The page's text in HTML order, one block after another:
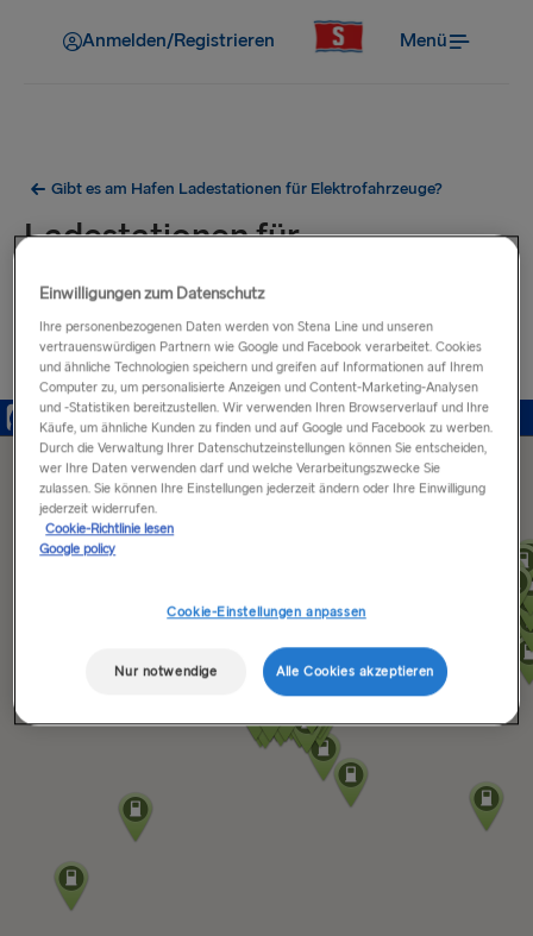
Anmelden/Registrieren Menü
Gibt es am Hafen Ladestationen für Elektrofahrzeuge?
Ladestationen für
Elektrofahrzeuge in der Nähe
des Hafens von Hoek van
Holland
Einwilligungen zum Datenschutz
Ihre personenbezogenen Daten werden von Stena Line und unseren
vertrauenswürdigen Partnern wie Google und Facebook verarbeitet. Cookies
und ähnliche Technologien speichern und greifen auf Informationen auf Ihrem
Computer zu, um personalisierte Anzeigen und Content-Marketing-Analysen
und -Statistiken bereitzustellen. Wir verwenden Ihren Browserverlauf und Ihre
Käufe, um ähnliche Kunden zu finden und auf Google und Facebook zu werben.
Durch die Verwaltung Ihrer Datenschutzeinstellungen können Sie entscheiden,
wer Ihre Daten verwenden darf und welche Verarbeitungszwecke Sie
zulassen. Sie können Ihre Einstellungen jederzeit ändern oder Ihre Einwilligung
jederzeit widerrufen.
Cookie-Richtlinie lesen
Google policy
Cookie-Einstellungen anpassen
Nur notwendige Alle Cookies akzeptieren